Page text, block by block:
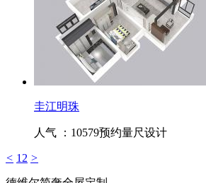
圭江明珠
人气 ：10579预约量尺设计
< 1 2 >